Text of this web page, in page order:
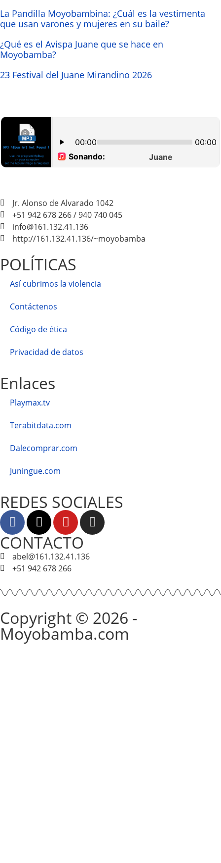
La Pandilla Moyobambina: ¿Cuál es la vestimenta
que usan varones y mujeres en su baile?
¿Qué es el Avispa Juane que se hace en
Moyobamba?
23 Festival del Juane Mirandino 2026
Jr. Alonso de Alvarado 1042
+51 942 678 266 / 940 740 045
info@161.132.41.136
http://161.132.41.136/~moyobamba
POLÍTICAS
Así cubrimos la violencia
Contáctenos
Código de ética
Privacidad de datos
Enlaces
Playmax.tv
Terabitdata.com
Dalecomprar.com
Juningue.com
REDES SOCIALES
CONTACTO
abel@161.132.41.136
+51 942 678 266
Copyright © 2026 -
Moyobamba.com